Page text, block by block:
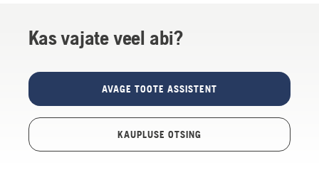
Kas vajate veel abi?
AVAGE TOOTE ASSISTENT
KAUPLUSE OTSING